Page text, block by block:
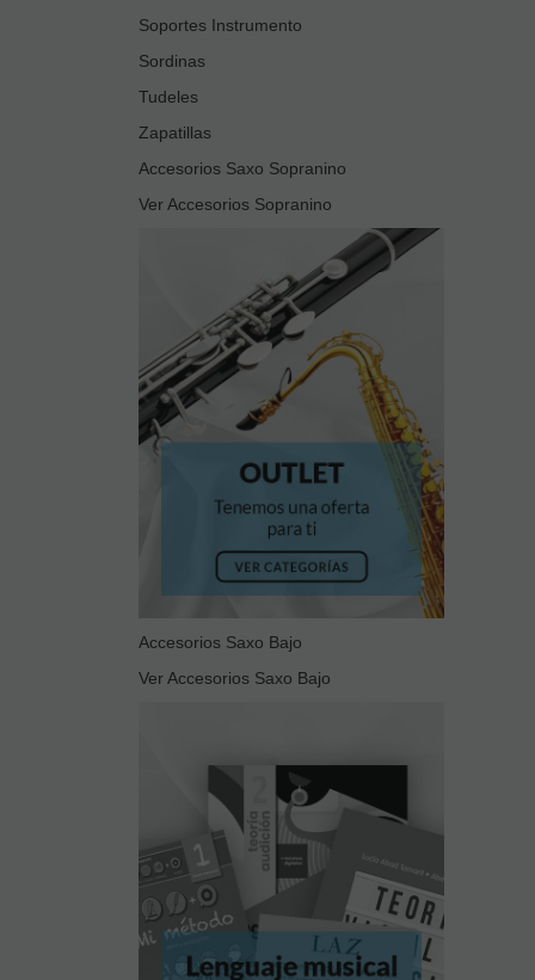
Soportes Instrumento
Sordinas
Tudeles
Zapatillas
Accesorios Saxo Sopranino
Ver Accesorios Sopranino
Accesorios Saxo Bajo
Ver Accesorios Saxo Bajo